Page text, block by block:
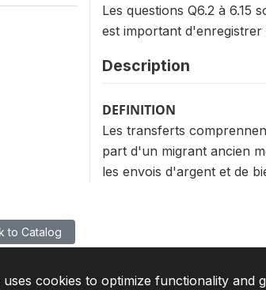
Les questions Q6.2 à 6.15
est important
Description
DEFINITION
Les transferts
part d'un migrant ancien
les envois d'argent et de
to Catalog
uses cookies to optimize functionality and